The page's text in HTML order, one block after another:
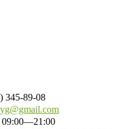
345-89-08
09:00—21:00